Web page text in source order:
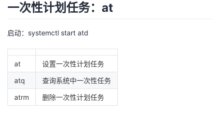
页
开
发
者
我
的
我
的
开
发
者
学
我
的
Programs
我
的
支
持
一次性计划任务：at
启动：systemctl start atd
at
设置一次性计划任务
atq
查询系统中一次性任务
atrm
删除一次性计划任务